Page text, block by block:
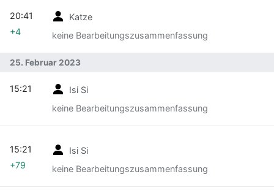
Katze
keine Bearbeitungszusammenfassung
20:41
+4
25. Februar 2023
Isi Si
keine Bearbeitungszusammenfassung
15:21
Isi Si
keine Bearbeitungszusammenfassung
15:21
+79